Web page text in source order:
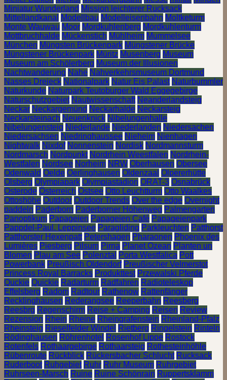
Miniatur Wunderland Mission leichterer Rucksack
Mittellandkanal
Modellbau Modelleisenbahn Moltketurm
Monte Wauwau Moor Mordkuhlenberg Mordkuhlenturm
Mottbruchhalde Mückenstich Mühlheim Mummelsee
München Müngsten Brückenpark Müngstener Brücke
Müngstener Brückenpark Müritz Musenberg Museum
Museum am Schölerberg Museum der Illusionen
Nachtwanderung Nahe Nahverkehrsmuseum Dortmund
Nasses Dreieck Nationalpark Natur Eis Palast Naturbummler
Naturkunde Naturpark Teutoburger Wald Eggegebirge
Naturschutzgebiet Nautwissenschaft Neanderlandsteig
Neckar Neckargemünd Neckarhalde Neckarsteig
Neckarsteinach Neuenknick Nibelungenhalle
Nibelungensteig Niederlande Niederlanden Niedersachen
Niedersachsen Niedringhaussee Nieheim Nienhagen
Nightwalk Nixdof Nonnenstein Nordisk Nordmannsturm
Nordmarsch Nordpunkt Nordrhein Weestfalen Nordrhein-
Westfalen Nordsee Norheim NRW Oberhausen Obersee
Odenwald Oelde Oerlinghausen Oldenzaal Olpererhütte
Olsberg Olympiapark Olympiastadion ORAT-3 Osnabrück
Osterode Österreich Ostsee Otto Leuchtturm Otto Waalkes
Ottoshöhe Outdoor Outdoor Trends Over the edge Overnight
paddeln Paderborn Paderborner Höhenweg Palmengarten
Panoptikum Papageien Papageien Café Papageienpark
Pappdel-Paul. Leppinsee Paragliding Parkleuchten Patthorst
Patthorster Hexenpatt Petershagen Pharaonen Phoenix des
Lumières Piesberg Pilsum Pirna Planet Ozean Planten un
Blomen Plau am See Polenztal Porta Westfalica Pott
Powerbank Preußisch Oldendorf Preußischer Velmerstot
Princess Royal Barracks Produkttest Przewalski Pferde
Quckie Quickie Radarturm Radfahren Radioteleskop
Effelsberg Radom Radtour Rathenow Rattenfänger
Recklinghausen Rederangsee Reeperbahn Reesberg
Reesbrg Regenschirm Reise + Camping Reisen Review
Rezension Rhein Rheine Rheingrafenstein Rheinland-Pfalz
Rheinsteig Rieselfelder Windel Rietberg Ringelstein Rinteln
Rödinghausen Röhrenhotel Rosenhof Lippe Rostock
Rotenfels Rothaargebirge Rothaarsteig Rothesteinhöhle
Rübenroute Rückblick Rückersbacher Schlucht Rucksack
Ruderboot Ruhgebiet Ruhr Ruhr Museum Ruhrgebiet
Ruhrseen-Marsch Ruine Ruine Schönrain Ruppertsklamm